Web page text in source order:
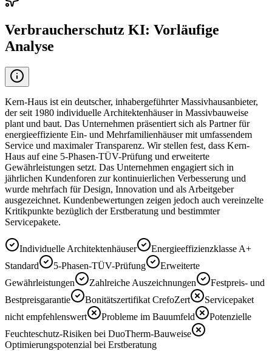
Verbraucherschutz KI: Vorläufige
Analyse
Kern-Haus ist ein deutscher, inhabergeführter Massivhausanbieter,
der seit 1980 individuelle Architektenhäuser in Massivbauweise
plant und baut. Das Unternehmen präsentiert sich als Partner für
energieeffiziente Ein- und Mehrfamilienhäuser mit umfassendem
Service und maximaler Transparenz. Wir stellen fest, dass Kern-
Haus auf eine 5-Phasen-TÜV-Prüfung und erweiterte
Gewährleistungen setzt. Das Unternehmen engagiert sich in
jährlichen Kundenforen zur kontinuierlichen Verbesserung und
wurde mehrfach für Design, Innovation und als Arbeitgeber
ausgezeichnet. Kundenbewertungen zeigen jedoch auch vereinzelte
Kritikpunkte bezüglich der Erstberatung und bestimmter
Servicepakete.
Individuelle Architektenhäuser
Energieeffizienzklasse A+
Standard
5-Phasen-TÜV-Prüfung
Erweiterte
Gewährleistungen
Zahlreiche Auszeichnungen
Festpreis- und
Bestpreisgarantie
Bonitätszertifikat CrefoZert
Servicepaket
nicht empfehlenswert
Probleme im Bauumfeld
Potenzielle
Feuchteschutz-Risiken bei DuoTherm-Bauweise
Optimierungspotenzial bei Erstberatung